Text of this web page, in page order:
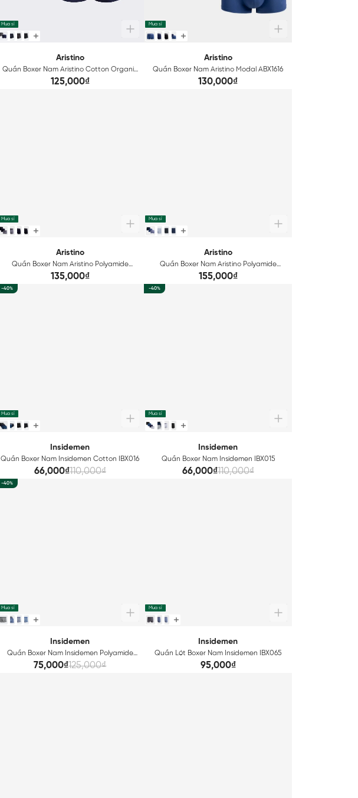
Mua sỉ
Aristino
Quần Boxer Nam Aristino Cotton Organic
ABX056
125,000₫
Mua sỉ
Aristino
Quần Boxer Nam Aristino Modal ABX1616
130,000₫
Mua sỉ
Aristino
Quần Boxer Nam Aristino Polyamide
ABX072
135,000₫
Mua sỉ
Aristino
Quần Boxer Nam Aristino Polyamide
Seamless Technical ABX069
155,000₫
-40%
Mua sỉ
Insidemen
Quần Boxer Nam Insidemen Cotton IBX016
66,000₫110,000₫
-40%
Mua sỉ
Insidemen
Quần Boxer Nam Insidemen IBX015
66,000₫110,000₫
-40%
Mua sỉ
Insidemen
Quần Boxer Nam Insidemen Polyamide
IBX023
75,000₫125,000₫
Mua sỉ
Insidemen
Quần Lót Boxer Nam Insidemen IBX065
95,000₫